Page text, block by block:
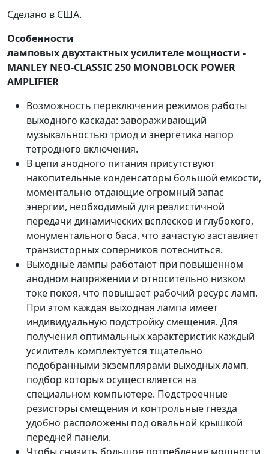
Сделано в США.
Особенности
ламповых двухтактных усилителе мощности -
MANLEY NEO-CLASSIC 250 MONOBLOCK POWER
AMPLIFIER
Возможность переключения режимов работы
выходного каскада: завораживающий
музыкальностью триод и энергетика напор
тетродного включения.
В цепи анодного питания присутствуют
накопительные конденсаторы большой емкости,
моментально отдающие огромный запас
энергии, необходимый для реалистичной
передачи динамических всплесков и глубокого,
монументального баса, что зачастую заставляет
транзисторных соперников потесниться.
Выходные лампы работают при повышенном
анодном напряжении и относительно низком
токе покоя, что повышает рабочий ресурс ламп.
При этом каждая выходная лампа имеет
индивидуальную подстройку смещения. Для
получения оптимальных характеристик каждый
усилитель комплектуется тщательно
подобранными экземплярами выходных ламп,
подбор которых осуществляется на
специальном компьютере. Подстроечные
резисторы смещения и контрольные гнезда
удобно расположены под овальной крышкой
передней панели.